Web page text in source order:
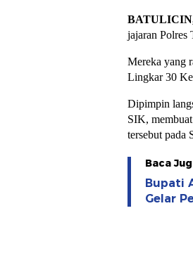
jajaran Polres
Mereka yang
Lingkar 30
Dipimpin
SIK,
tersebut pada
Baca
Bupati
Gelar